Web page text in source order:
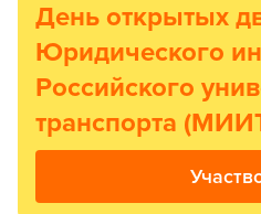
День открытых
Юридического
Российского
транспорта